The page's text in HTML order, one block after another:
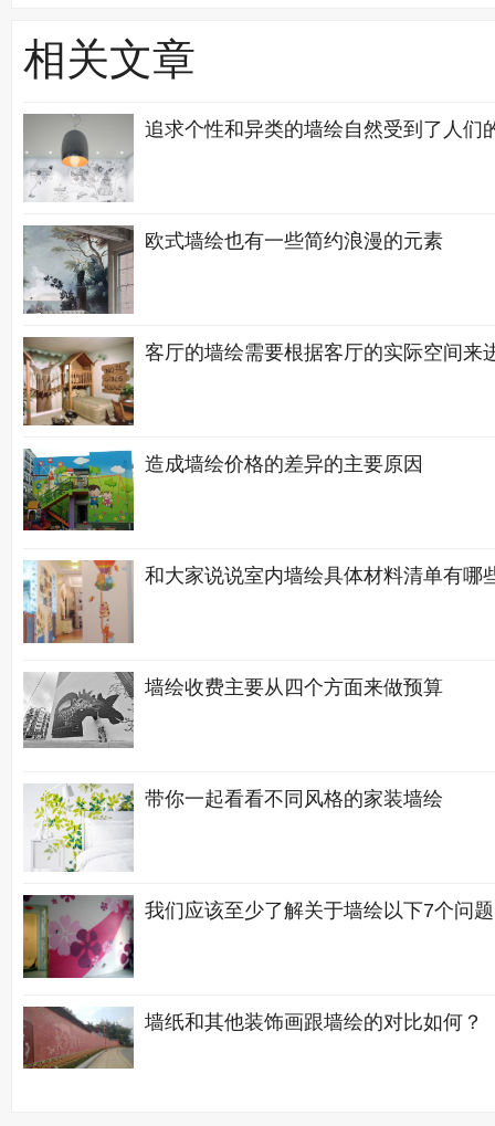
相关文章
追求个性和异类的墙绘自然受到了人们
欧式墙绘也有一些简约浪漫的元素
客厅的墙绘需要根据客厅的实际空间来
造成墙绘价格的差异的主要原因
和大家说说室内墙绘具体材料清单有哪
墙绘收费主要从四个方面来做预算
带你一起看看不同风格的家装墙绘
我们应该至少了解关于墙绘以下7个问题
墙纸和其他装饰画跟墙绘的对比如何？